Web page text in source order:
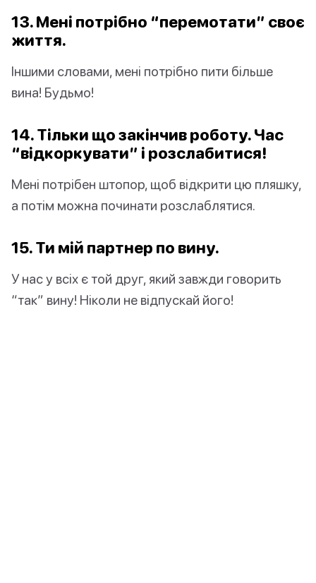
13. Мені потрібно “перемотати” своє
життя.
Іншими словами, мені потрібно пити більше
вина! Будьмо!
14. Тільки що закінчив роботу. Час
“відкоркувати” і розслабитися!
Мені потрібен штопор, щоб відкрити цю пляшку,
а потім можна починати розслаблятися.
15. Ти мій партнер по вину.
У нас у всіх є той друг, який завжди говорить
“так” вину! Ніколи не відпускай його!